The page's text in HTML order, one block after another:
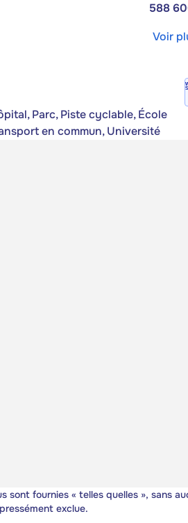
588
Voir
Parc, Piste cyclable, École
en commun, Université
sont fournies « telles quelles », sans
exclue.